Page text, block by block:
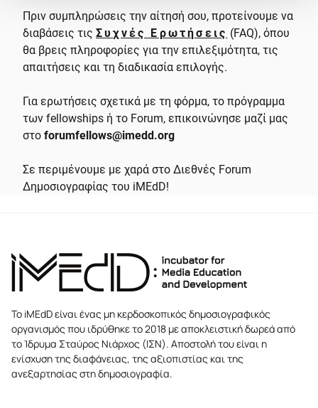
Πριν συμπληρώσεις την αίτησή σου, προτείνουμε να
διαβάσεις τις Συχνές Ερωτήσεις (FAQ), όπου
θα βρεις πληροφορίες για την επιλεξιμότητα, τις
απαιτήσεις και τη διαδικασία επιλογής.
Για ερωτήσεις σχετικά με τη φόρμα, το πρόγραμμα
των fellowships ή το Forum, επικοινώνησε μαζί μας
στο forumfellows@imedd.org
Σε περιμένουμε με χαρά στο Διεθνές Forum
Δημοσιογραφίας του iMEdD!
Το iMEdD είναι ένας μη κερδοσκοπικός δημοσιογραφικός
οργανισμός που ιδρύθηκε το 2018 με αποκλειστική δωρεά από
το Ίδρυμα Σταύρος Νιάρχος (ΙΣΝ). Αποστολή του είναι η
ενίσχυση της διαφάνειας, της αξιοπιστίας και της
ανεξαρτησίας στη δημοσιογραφία.